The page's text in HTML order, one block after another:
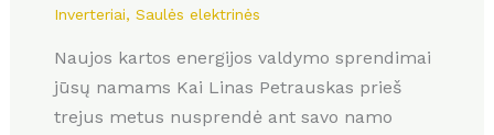
Inverteriai, Saulės elektrinės
Naujos kartos energijos valdymo sprendimai
jūsų namams Kai Linas Petrauskas prieš
trejus metus nusprendė ant savo namo